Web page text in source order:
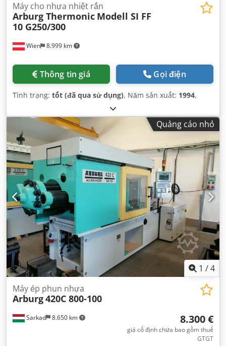
Wien 8.999 km
Máy cho nhựa nhiệt rắn
Arburg Thermonic Modell SI FF
10 G250/300
Thông tin giá Gọi điện
Tình trạng: tốt (đã qua sử dụng), Năm sản xuất: 1994,
Quảng cáo nhỏ
1 /4
Sarkad 8.650 km
Máy ép phun nhựa
Arburg420C 800-100
8.300 €
giá cố định chưa bao gồm thuế
GTGT